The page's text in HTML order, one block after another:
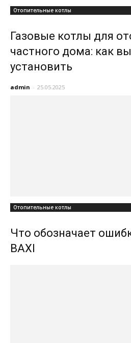
Отопительные котлы
Газовые котлы для
частного дома: как
установить
admin - 25.05.2025
Отопительные котлы
Что обозначает
BAXI